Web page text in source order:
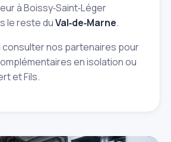
à Boissy‑Saint‑Léger
le reste duVal‑de‑Marne.
consulter nos partenaires pour
en isolation ou
et Fils.